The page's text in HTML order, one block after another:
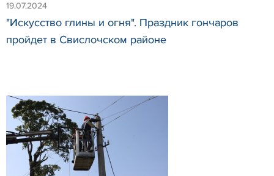
19.07.2024
"Искусство глины и огня". Праздник гончаров
пройдет в Свислочском районе